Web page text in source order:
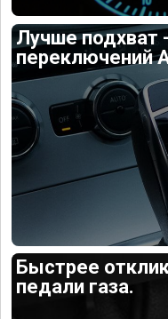
Лучше подхват
переключений
Быстрее
педали газа.